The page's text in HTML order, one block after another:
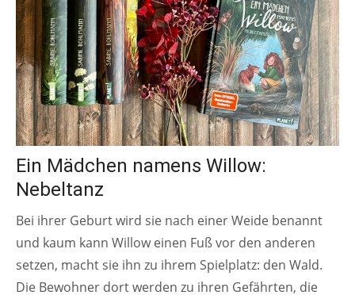
Ein Mädchen namens Willow:
Nebeltanz
Bei ihrer Geburt wird sie nach einer Weide benannt
und kaum kann Willow einen Fuß vor den anderen
setzen, macht sie ihn zu ihrem Spielplatz: den Wald.
Die Bewohner dort werden zu ihren Gefährten, die